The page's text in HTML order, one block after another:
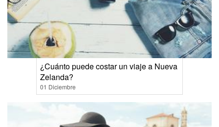
¿Cuánto puede costar un viaje a Nueva
Zelanda?
01 Diciembre